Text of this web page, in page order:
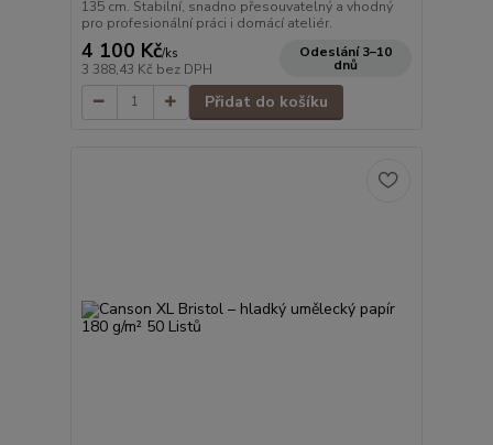
135 cm. Stabilní, snadno přesouvatelný a vhodný
pro profesionální práci i domácí ateliér.
4 100 Kč/ks
3 388,43 Kč bez DPH
Odeslání 3–10
dnů
Přidat do košíku